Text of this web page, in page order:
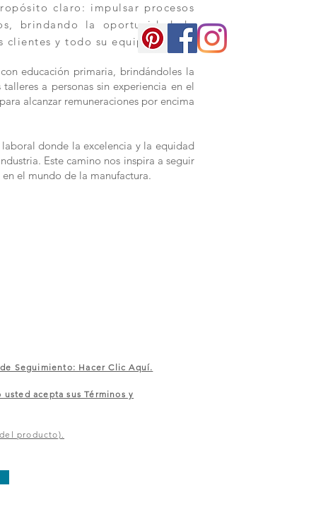
claro: impulsar procesos
brindando la oportunidad de
clientes y todo su equipo.
educación primaria, brindándoles la
a personas sin experiencia en el
alcanzar remuneraciones por encima
donde la excelencia y la equidad
Este camino nos inspira a seguir
el mundo de la manufactura.
Seguimiento: Hacer Clic Aquí.
usted acepta sus Términos y
producto).